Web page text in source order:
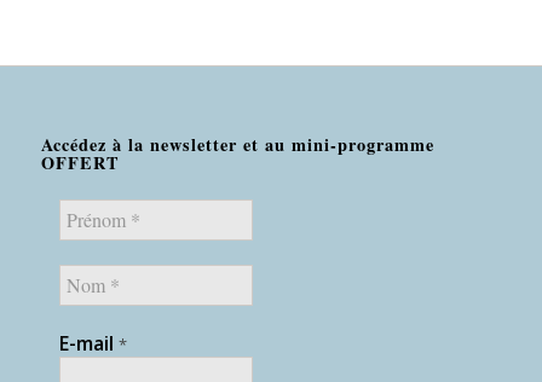
Accédez à la newsletter et au mini-programme
OFFERT
E-mail *